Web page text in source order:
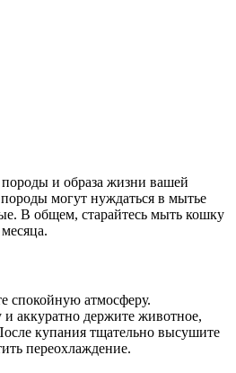
породы и образа жизни вашей
могут нуждаться в мытье
В общем, старайтесь мыть кошку
спокойную атмосферу.
аккуратно держите животное,
купания тщательно высушите
переохлаждение.